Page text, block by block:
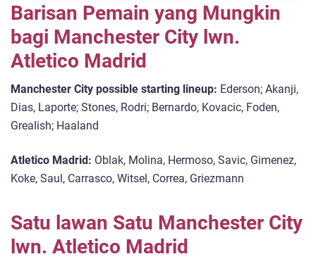
Barisan Pemain yang Mungkin
bagi Manchester City lwn.
Atletico Madrid
Manchester City possible starting lineup: Ederson; Akanji,
Dias, Laporte; Stones, Rodri; Bernardo, Kovacic, Foden,
Grealish; Haaland
Atletico Madrid: Oblak, Molina, Hermoso, Savic, Gimenez,
Koke, Saul, Carrasco, Witsel, Correa, Griezmann
Satu lawan Satu Manchester City
lwn. Atletico Madrid